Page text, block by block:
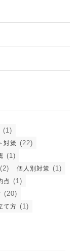
(1)
対策 (22)
(1)
(2) 個人別対策 (1)
点 (1)
(20)
て方 (1)